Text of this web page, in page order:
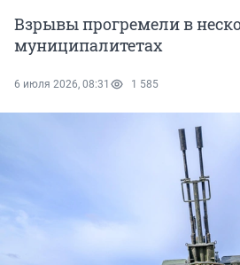
Взрывы прогремели в
муниципалитетах
6 июля 2026, 08:31 1 585